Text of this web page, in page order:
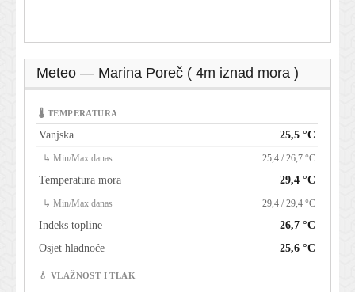
Meteo — Marina Poreč ( 4m iznad mora )
🌡 TEMPERATURA
Vanjska 25,5 °C
↳ Min/Max danas 25,4 / 26,7 °C
Temperatura mora 29,4 °C
↳ Min/Max danas 29,4 / 29,4 °C
Indeks topline
26,7 °C
Osjet hladnoće
25,6 °C
💧 VLAŽNOST I TLAK